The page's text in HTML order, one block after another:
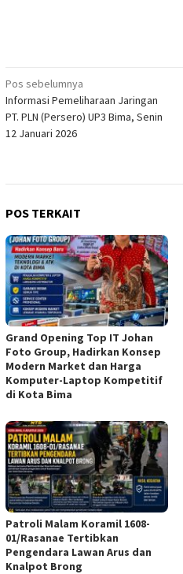
Navigasi
pos
Pos sebelumnya
Informasi Pemeliharaan Jaringan
PT. PLN (Persero) UP3 Bima, Senin
12 Januari 2026
POS TERKAIT
Grand Opening Top IT Johan
Foto Group, Hadirkan Konsep
Modern Market dan Harga
Komputer-Laptop Kompetitif
di Kota Bima
Patroli Malam Koramil 1608-
01/Rasanae Tertibkan
Pengendara Lawan Arus dan
Knalpot Brong